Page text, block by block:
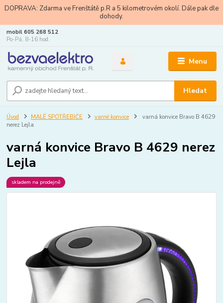
DOPRAVA: Zdarma ve Frenštátě p.R a 5 kilometrovém okolí. Dále pak dle
dohody.
Menu
Hledat
mobil 605 268 512
Po-Pá, 8-16 hod.
Úvod MALÉ SPOTŘEBIČE varné konvice
varná konvice Bravo B 4629
nerez Lejla
varná konvice Bravo B 4629 nerez
Lejla
skladem na prodejně